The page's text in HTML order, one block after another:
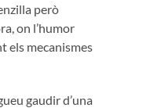
però
on l’humor
els mecanismes
gaudir d’una